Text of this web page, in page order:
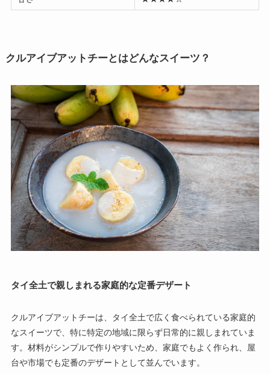
クルアイブアットチーとはどんなスイーツ？
タイ全土で親しまれる家庭的な定番デザート
クルアイブアットチーは、タイ全土で広く食べられている家庭的
なスイーツで、特に特定の地域に限らず日常的に親しまれていま
す。材料がシンプルで作りやすいため、家庭でもよく作られ、屋
台や市場でも定番のデザートとして並んでいます。